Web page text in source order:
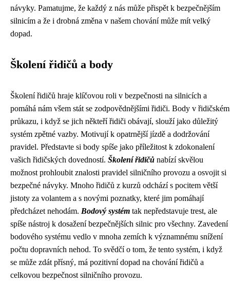
návyky. Pamatujme, že každý z nás může přispět k bezpečnějším
silnicím a že i drobná změna v našem chování může mít velký
dopad.
Školení řidičů a body
Školení řidičů hraje klíčovou roli v bezpečnosti na silnicích a
pomáhá nám všem stát se zodpovědnějšími řidiči. Body v řidičském
průkazu, i když se jich někteří řidiči obávají, slouží jako důležitý
systém zpětné vazby. Motivují k opatrnější jízdě a dodržování
pravidel. Představte si body spíše jako příležitost k zdokonalení
vašich řidičských dovedností. Školení řidičů nabízí skvělou
možnost prohloubit znalosti pravidel silničního provozu a osvojit si
bezpečné návyky. Mnoho řidičů z kurzů odchází s pocitem větší
jistoty za volantem a s novými poznatky, které jim pomáhají
předcházet nehodám. Bodový systém tak nepředstavuje trest, ale
spíše nástroj k dosažení bezpečnějších silnic pro všechny. Zavedení
bodového systému vedlo v mnoha zemích k významnému snížení
počtu dopravních nehod. To svědčí o tom, že tento systém, i když
se může zdát přísný, má pozitivní dopad na chování řidičů a
celkovou bezpečnost silničního provozu.